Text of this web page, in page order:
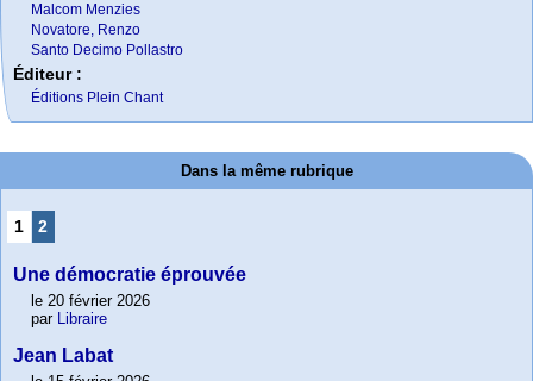
Malcom Menzies
Novatore, Renzo
Santo Decimo Pollastro
Éditeur :
Éditions Plein Chant
Dans la même rubrique
1 2
Une démocratie éprouvée
le 20 février 2026
par Libraire
Jean Labat